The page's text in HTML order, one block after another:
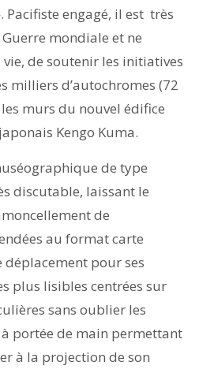
Pacifiste engagé, il est très
mondiale et ne
vie, de soutenir les initiatives
milliers d’autochromes (72
murs du nouvel édifice
Kengo Kuma.
de type
discutable, laissant le
de
au format carte
pour ses
plus lisibles centrées sur
sans oublier les
portée de main permettant
à la projection de son